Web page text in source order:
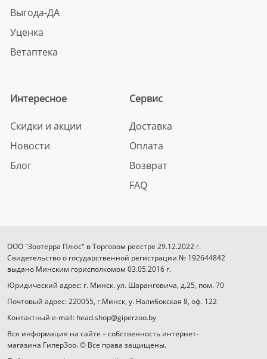
Выгода-ДА
Уценка
Ветаптека
Интересное
Скидки и акции
Новости
Блог
Сервис
Доставка
Оплата
Возврат
FAQ
ООО "Зоотерра Плюс" в Торговом реестре 29.12.2022 г.
Свидетельство о государственной регистрации № 192644842
выдано Минским горисполкомом 03.05.2016 г.
Юридический адрес: г. Минск. ул. Шаранговича, д.25, пом. 70
Почтовый адрес: 220055, г.Минск, у. Налибокская 8, оф. 122
Контактный e-mail: head.shop@giperzoo.by
Вся информация на сайте – собственность интернет-
магазина ГиперЗоо. © Все права защищены.